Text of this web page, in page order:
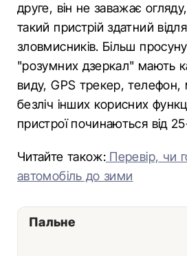
друге, він не заважає
такий пристрій здатний
зловмисників. Більш
"розумних дзеркал" мають
виду, GPS трекер, телефон,
безліч інших корисних
пристрої починаються від
Читайте також: Перевір, чи
автомобіль до зими
Пальне